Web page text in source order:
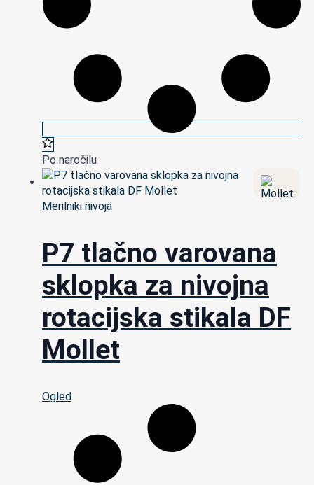
Po naročilu
Merilniki nivoja
P7 tlačno varovana
sklopka za nivojna
rotacijska stikala DF
Mollet
Ogled